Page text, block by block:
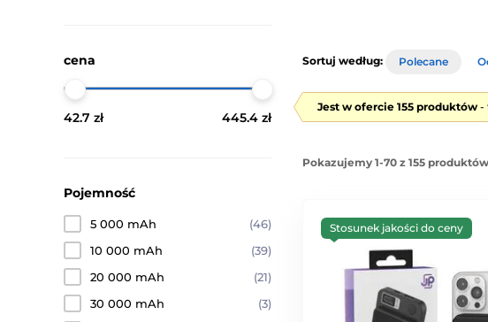
cena
42.7 zł 445.4 zł
Pojemność
5 000 mAh
(46)
10 000 mAh
(39)
20 000 mAh
(21)
30 000 mAh
(3)
Sortuj według: Polecane
Jest w ofercie 155 produktów -
Pokazujemy 1-70 z 155 produktów
Stosunek jakości do ceny